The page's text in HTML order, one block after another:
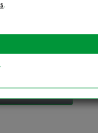
¿qué son?!
.